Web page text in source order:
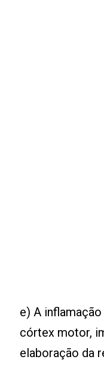
e) A
córtex motor,
elaboração da